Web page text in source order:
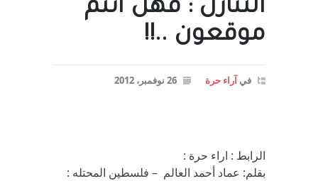
التنازل : فهل انتم
موقعون ..!!
فيآراء حرة 26 نوفمبر، 2012
الرابط : اراء حرة :
بقلم: عماد أحمد العالم – فلسطين المحتله :